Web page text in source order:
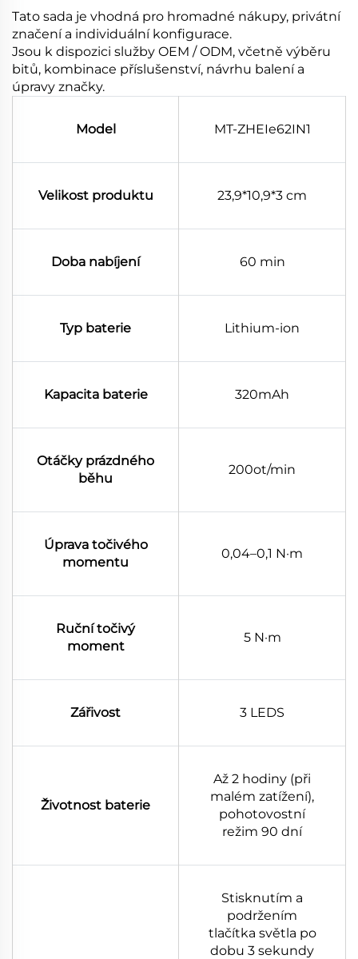
Tato sada je vhodná pro hromadné nákupy, privátní
značení a individuální konfigurace.
Jsou k dispozici služby OEM / ODM, včetně výběru
bitů, kombinace příslušenství, návrhu balení a
úpravy značky.
Model MT-ZHEIe62IN1
Velikost produktu 23,9*10,9*3 cm
Doba nabíjení 60 min
Typ baterie Lithium-ion
Kapacita baterie 320mAh
Otáčky prázdného
běhu
200ot/min
Úprava točivého
momentu
0,04–0,1 N·m
Ruční točivý
moment
5 N·m
Zářivost 3 LEDS
Životnost baterie
Až 2 hodiny (při
malém zatížení),
pohotovostní
režim 90 dní
Stisknutím a
podržením
tlačítka světla po
dobu 3 sekundy